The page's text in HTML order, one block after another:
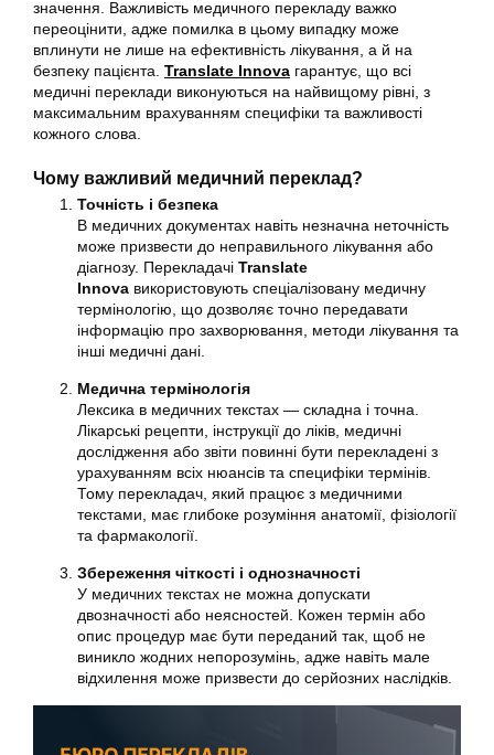
значення. Важливість медичного перекладу важко
переоцінити, адже помилка в цьому випадку може
вплинути не лише на ефективність лікування, а й на
безпеку пацієнта. Translate Innova гарантує, що всі
медичні переклади виконуються на найвищому рівні, з
максимальним врахуванням специфіки та важливості
кожного слова.
Чому важливий медичний переклад?
Точність і безпека
В медичних документах навіть незначна неточність
може призвести до неправильного лікування або
діагнозу. Перекладачі Translate
Innova використовують спеціалізовану медичну
термінологію, що дозволяє точно передавати
інформацію про захворювання, методи лікування та
інші медичні дані.
Медична термінологія
Лексика в медичних текстах — складна і точна.
Лікарські рецепти, інструкції до ліків, медичні
дослідження або звіти повинні бути перекладені з
урахуванням всіх нюансів та специфіки термінів.
Тому перекладач, який працює з медичними
текстами, має глибоке розуміння анатомії, фізіології
та фармакології.
Збереження чіткості і однозначності
У медичних текстах не можна допускати
двозначності або неясностей. Кожен термін або
опис процедур має бути переданий так, щоб не
виникло жодних непорозумінь, адже навіть мале
відхилення може призвести до серйозних наслідків.